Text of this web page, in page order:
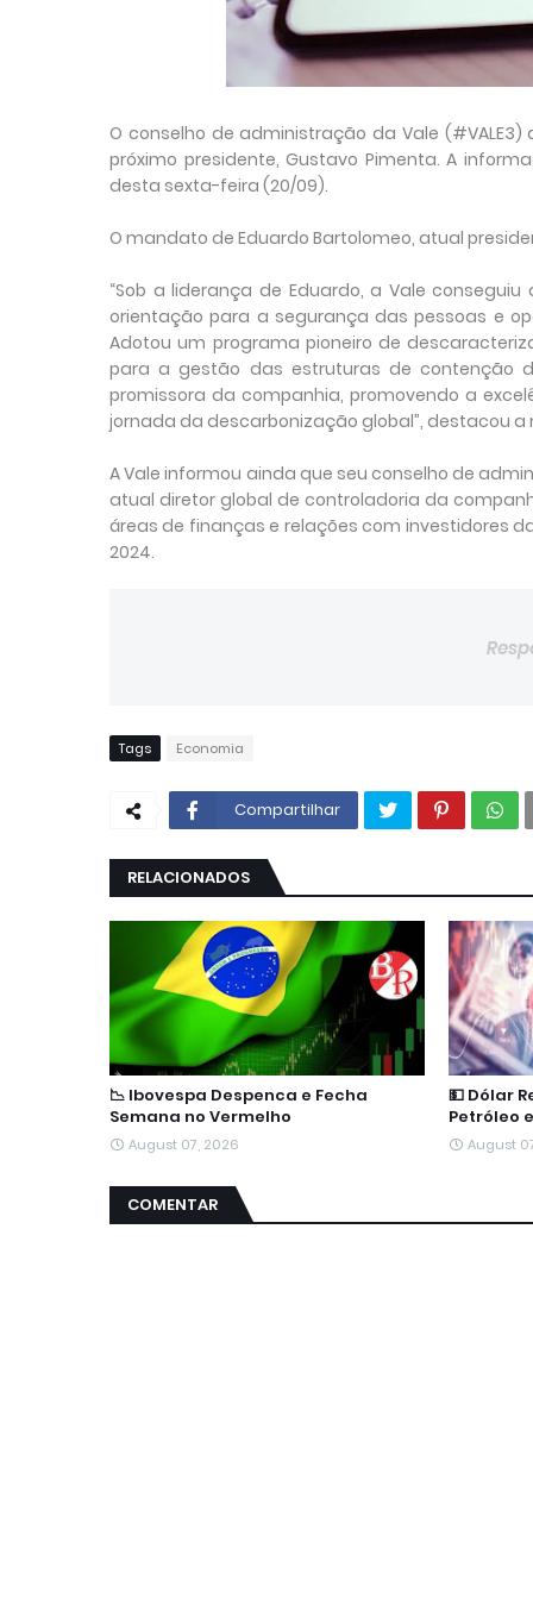
O conselho de administração da Vale
próximo presidente, Gustavo Pimenta. A
desta sexta-feira (20/09).
O mandato de Eduardo Bartolomeo, atual
“Sob a liderança de Eduardo, a Vale
orientação para a segurança das pessoas e
Adotou um programa pioneiro de
para a gestão das estruturas de contenção
promissora da companhia, promovendo a
jornada da descarbonização global”, destacou
A Vale informou ainda que seu conselho de
atual diretor global de controladoria da
áreas de finanças e relações com investidores
2024.
Tags Economia
Compartilhar
RELACIONADOS
📉 Ibovespa Despenca e Fecha
Semana no Vermelho
August 07, 2026
💵 Dólar
Petróleo
August
COMENTAR